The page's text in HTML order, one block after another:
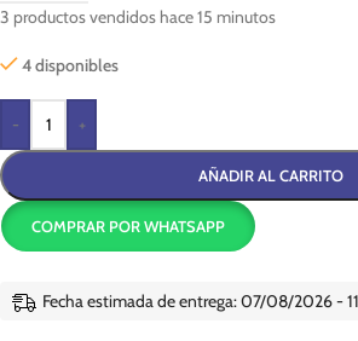
3 productos vendidos hace 15 minutos
4 disponibles
- +
AÑADIR AL CARRITO
COMPRAR POR WHATSAPP
Fecha estimada de entrega: 07/08/2026 -